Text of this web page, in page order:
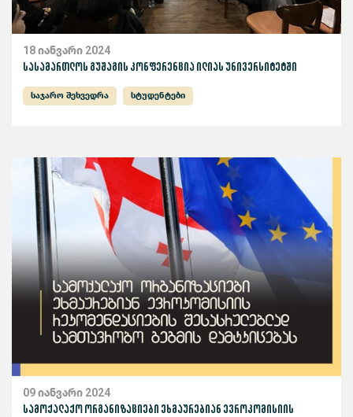
18 იანვარი 2024
სასამართლოს გუშაგის კონფერენცია ილიას უნივერსიტეტში
საჯარო შეხვედრა სტუდენტები
09 იანვარი 2024
სამოქალაქო ორგანიზაციები ეხმაურებიან ევროკომისიის